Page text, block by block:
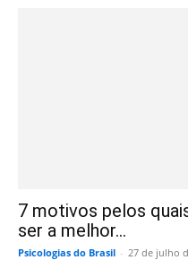
7 motivos pelos
ser a melhor...
Psicologias do Brasil - 27 de julho